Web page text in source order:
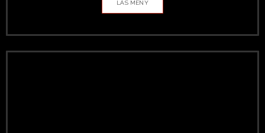
LÄS MENY